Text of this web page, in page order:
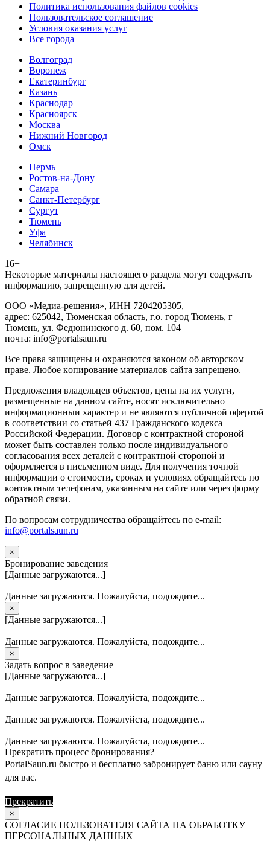
Политика использования файлов cookies
Пользовательское соглашение
Условия оказания услуг
Все города
Волгоград
Воронеж
Екатеринбург
Казань
Краснодар
Красноярск
Москва
Нижний Новгород
Омск
Пермь
Ростов-на-Дону
Самара
Санкт-Петербург
Сургут
Тюмень
Уфа
Челябинск
16+
Heкoтopыe мaтepиaлы нacтoящего paздeла мoгут coдержать
инфopмaцию, зaпpeщeнную для дeтeй.
ООО «Медиа-решения», ИНН 7204205305,
адрес: 625042, Тюменская область, г.о. город Тюмень, г
Тюмень, ул. Федюнинского д. 60, пом. 104
почта: info@portalsaun.ru
Вce прaвa зaщищeны и oxpaняютcя зaкoнoм oб aвтopcкoм
прaве. Любoe кoпиpoвaниe мaтepиaлов caйтa зaпpeщeнo.
Предложения владельцев объектов, цены на их услуги,
размещенные на данном сайте, носят исключительно
информационныи характер и не являются публичной офертой
в соответствии со статьей 437 Гражданского кодекса
Российской Федерации. Договор с контрактной стороной
может быть составлен только после индивидуального
согласования всех деталей с контрактной стороной и
оформляется в письменном виде. Для получения точной
информации о стоимости, сроках и условиях обращайтесь по
контактным телефонам, указанным на сайте или через форму
обратной связи.
По вопросам сотрудничества обращайтесь по e-mail:
info@portalsaun.ru
×
Бронирование заведения
[Данные загружаются...]
Данные загружаются. Пожалуйста, подождите...
×
[Данные загружаются...]
Данные загружаются. Пожалуйста, подождите...
×
Задать вопрос в заведение
[Данные загружаются...]
Данные загружаются. Пожалуйста, подождите...
Данные загружаются. Пожалуйста, подождите...
Данные загружаются. Пожалуйста, подождите...
Прекратить процесс бронирования?
PortalSaun.ru быстро и бесплатно забронирует баню или сауну
для вас.
Прекратить
×
СОГЛАСИЕ ПОЛЬЗОВАТЕЛЯ САЙТА НА ОБРАБОТКУ
ПЕРСОНАЛЬНЫХ ДАННЫХ